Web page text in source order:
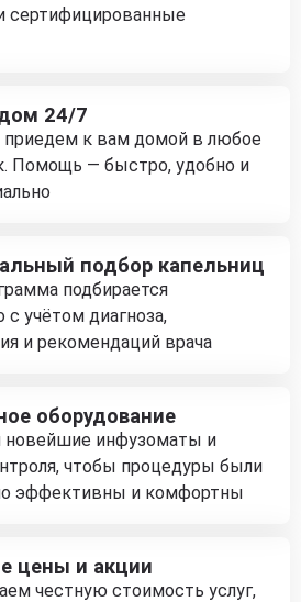
сертифицированные
24/7
приедем к вам домой в любое
Помощь — быстро, удобно и
подбор капельниц
подбирается
с учётом диагноза,
и рекомендаций врача
оборудование
новейшие инфузоматы и
чтобы процедуры были
эффективны и комфортны
цены и акции
честную стоимость услуг,